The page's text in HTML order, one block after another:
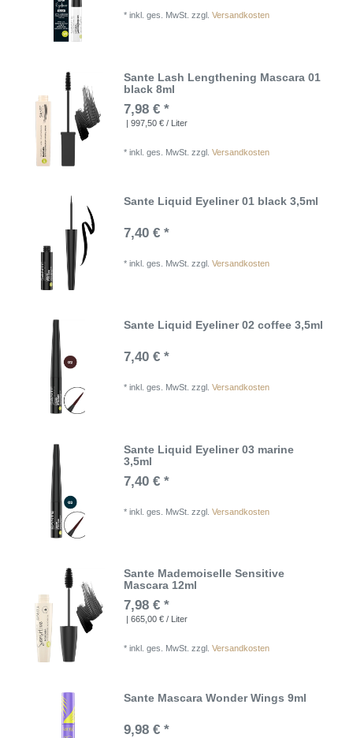
*inkl. ges. MwSt. zzgl.Versandkosten
Sante Lash Lengthening Mascara 01
black 8ml
7,98 € *
| 997,50 € / Liter
*inkl. ges. MwSt. zzgl.Versandkosten
Sante Liquid Eyeliner 01 black 3,5ml
7,40 € *
*inkl. ges. MwSt. zzgl.Versandkosten
Sante Liquid Eyeliner 02 coffee 3,5ml
7,40 € *
*inkl. ges. MwSt. zzgl.Versandkosten
Sante Liquid Eyeliner 03 marine
3,5ml
7,40 € *
*inkl. ges. MwSt. zzgl.Versandkosten
Sante Mademoiselle Sensitive
Mascara 12ml
7,98 € *
| 665,00 € / Liter
*inkl. ges. MwSt. zzgl.Versandkosten
Sante Mascara Wonder Wings 9ml
9,98 € *